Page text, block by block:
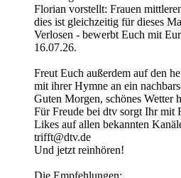
Florian vorstellt: Frauen
dies ist gleichzeitig für dieses
Verlosen - bewerbt Euch mit
16.07.26.
Freut Euch außerdem auf den
mit ihrer Hymne an ein
Guten Morgen, schönes Wetter
Für Freude bei dtv sorgt Ihr mit
Likes auf allen bekannten
trifft@dtv.de
Und jetzt reinhören!